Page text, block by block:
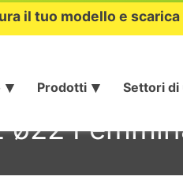
il tuo modello e scarica
Prodotti Settori di